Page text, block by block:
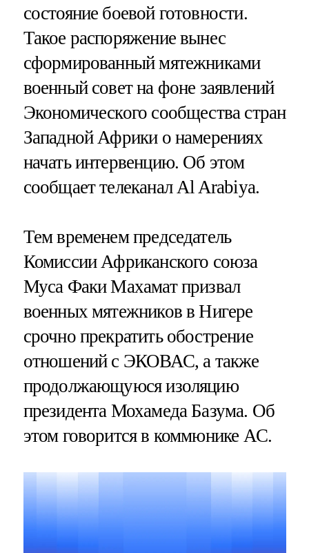
состояние боевой готовности.
Такое распоряжение вынес
сформированный мятежниками
военный совет на фоне заявлений
Экономического сообщества стран
Западной Африки о намерениях
начать интервенцию. Об этом
сообщает телеканал Al Arabiya.
Тем временем председатель
Комиссии Африканского союза
Муса Факи Махамат призвал
военных мятежников в Нигере
срочно прекратить обострение
отношений с ЭКОВАС, а также
продолжающуюся изоляцию
президента Мохамеда Базума. Об
этом говорится в коммюнике АС.